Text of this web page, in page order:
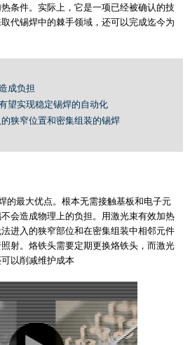
条件。实际上，它是一项已经被确认的技
代锡焊中的棘手领域，还可以完成迄今为
成负担
望实现稳定锡焊的自动化
狭窄位置和密集组装的锡焊
的最大优点。根本无需接触基板和电子元
会造成物理上的负担。用激光束有效加热
进入的狭窄部位和在密集组装中相邻元件
射。烙铁头需要定期更换烙铁头，而激光
以削减维护成本